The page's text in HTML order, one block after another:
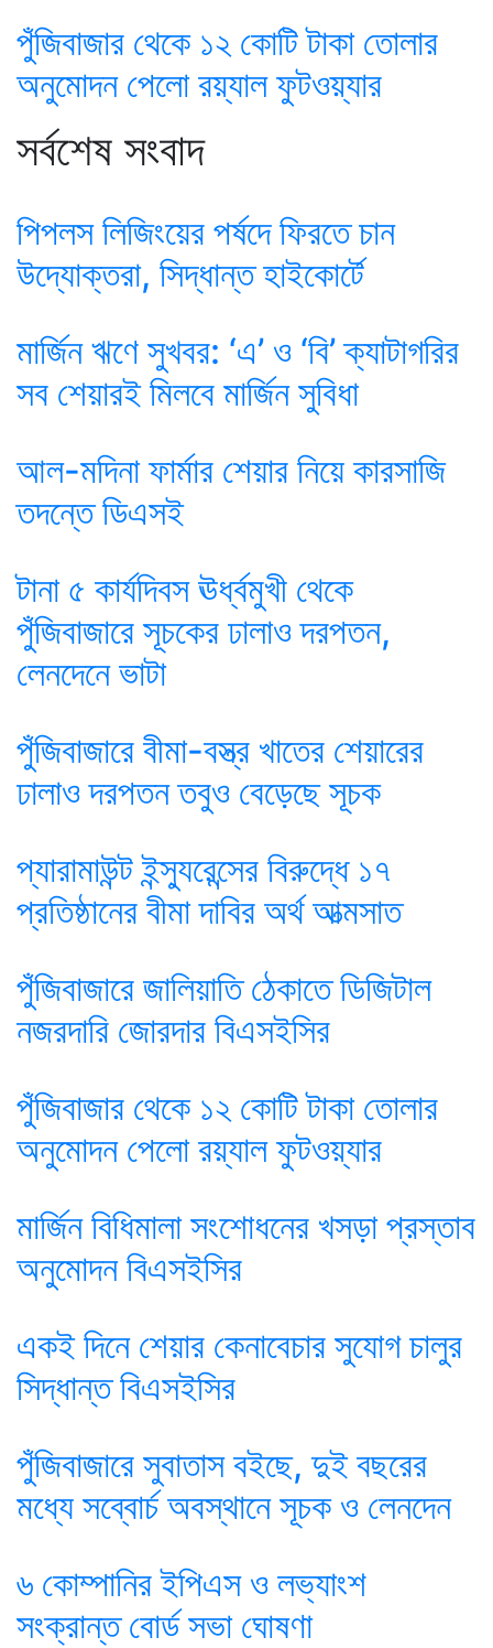
পুঁজিবাজার থেকে ১২ কোটি টাকা তোলার
অনুমোদন পেলো রয়্যাল ফুটওয়্যার
সর্বশেষ সংবাদ
পিপলস লিজিংয়ের পর্ষদে ফিরতে চান
উদ্যোক্তরা, সিদ্ধান্ত হাইকোর্টে
মার্জিন ঋণে সুখবর: ‘এ’ ও ‘বি’ ক্যাটাগরির
সব শেয়ারই মিলবে মার্জিন সুবিধা
আল-মদিনা ফার্মার শেয়ার নিয়ে কারসাজি
তদন্তে ডিএসই
টানা ৫ কার্যদিবস ঊর্ধ্বমুখী থেকে
পুঁজিবাজারে সূচকের ঢালাও দরপতন,
লেনদেনে ভাটা
পুঁজিবাজারে বীমা-বস্ত্র খাতের শেয়ারের
ঢালাও দরপতন তবুও বেড়েছে সূচক
প্যারামাউন্ট ইন্স্যুরেন্সের বিরুদ্ধে ১৭
প্রতিষ্ঠানের বীমা দাবির অর্থ আত্মসাত
পুঁজিবাজারে জালিয়াতি ঠেকাতে ডিজিটাল
নজরদারি জোরদার বিএসইসির
পুঁজিবাজার থেকে ১২ কোটি টাকা তোলার
অনুমোদন পেলো রয়্যাল ফুটওয়্যার
মার্জিন বিধিমালা সংশোধনের খসড়া প্রস্তাব
অনুমোদন বিএসইসির
একই দিনে শেয়ার কেনাবেচার সুযোগ চালুর
সিদ্ধান্ত বিএসইসির
পুঁজিবাজারে সুবাতাস বইছে, দুই বছরের
মধ্যে সব্বোর্চ অবস্থানে সূচক ও লেনদেন
৬ কোম্পানির ইপিএস ও লভ্যাংশ
সংক্রান্ত বোর্ড সভা ঘোষণা